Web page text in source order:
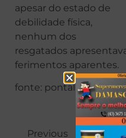
apesar do estado de
debilidade física,
nenhum dos
resgatados
ferimentos aparentes.
fonte: pontal News
Previous